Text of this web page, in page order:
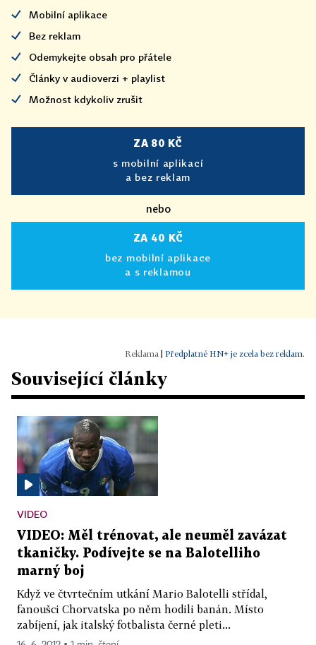
Mobilní aplikace
Bez reklam
Odemykejte obsah pro přátele
Články v audioverzi + playlist
Možnost kdykoliv zrušit
ZA 80 KČ
s mobilní aplikací
a bez reklam
nebo
ZA 40 KČ
bez mobilní aplikace
a s reklamou
Předplatné HN+ je zcela bez reklam.
Související články
VIDEO
VIDEO: Měl trénovat, ale neuměl zavázat
tkaničky. Podívejte se na Balotelliho
marný boj
Když ve čtvrtečním utkání Mario Balotelli střídal,
fanoušci Chorvatska po něm hodili banán. Místo
zabíjení, jak italský fotbalista černé pleti...